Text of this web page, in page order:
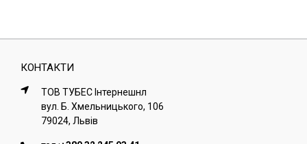
КОНТАКТИ
ТОВ ТУБЕС Iнтернешнл
вул. Б. Хмельницького, 106
79024, Львiв